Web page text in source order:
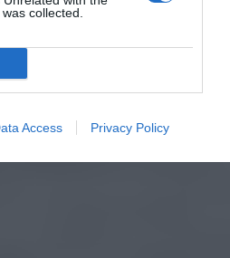
collected.
Access Privacy Policy